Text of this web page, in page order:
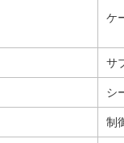
ケ
サ
シ
制